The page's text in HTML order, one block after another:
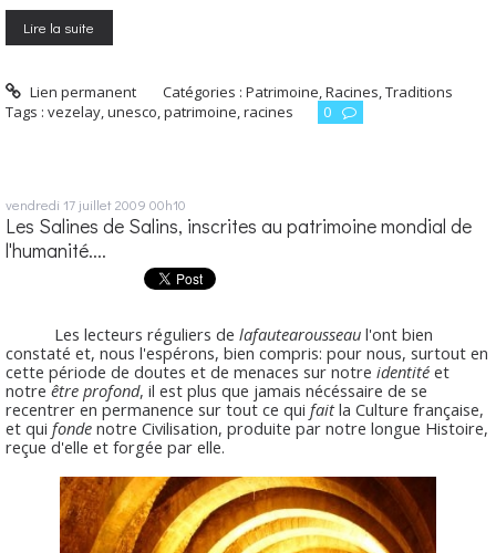
Lire la suite
Lien permanent Catégories :Patrimoine, Racines, Traditions
Tags : vezelay,unesco,patrimoine,racines 0
vendredi 17 juillet 2009 00h10
Les Salines de Salins, inscrites au patrimoine mondial de
l'humanité....
Les lecteurs réguliers de lafautearousseau l'ont bien
constaté et, nous l'espérons, bien compris: pour nous, surtout en
cette période de doutes et de menaces sur notre identité et
notreêtre profond, il est plus que jamais nécéssaire de se
recentrer en permanence sur tout ce qui faitla Culture française,
et qui fonde notre Civilisation, produite par notre longue Histoire,
reçue d'elle et forgée par elle.